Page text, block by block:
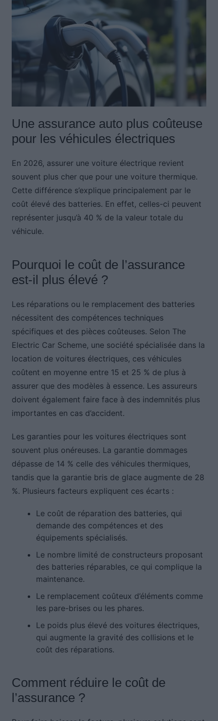
Une assurance auto plus coûteuse
pour les véhicules électriques
En 2026, assurer une voiture électrique revient
souvent plus cher que pour une voiture thermique.
Cette différence s’explique principalement par le
coût élevé des batteries. En effet, celles-ci peuvent
représenter jusqu’à 40 % de la valeur totale du
véhicule.
Pourquoi le coût de l’assurance
est-il plus élevé ?
Les réparations ou le remplacement des batteries
nécessitent des compétences techniques
spécifiques et des pièces coûteuses. Selon The
Electric Car Scheme, une société spécialisée dans la
location de voitures électriques, ces véhicules
coûtent en moyenne entre 15 et 25 % de plus à
assurer que des modèles à essence. Les assureurs
doivent également faire face à des indemnités plus
importantes en cas d’accident.
Les garanties pour les voitures électriques sont
souvent plus onéreuses. La garantie dommages
dépasse de 14 % celle des véhicules thermiques,
tandis que la garantie bris de glace augmente de 28
%. Plusieurs facteurs expliquent ces écarts :
Le coût de réparation des batteries, qui
demande des compétences et des
équipements spécialisés.
Le nombre limité de constructeurs proposant
des batteries réparables, ce qui complique la
maintenance.
Le remplacement coûteux d’éléments comme
les pare-brises ou les phares.
Le poids plus élevé des voitures électriques,
qui augmente la gravité des collisions et le
coût des réparations.
Comment réduire le coût de
l’assurance ?